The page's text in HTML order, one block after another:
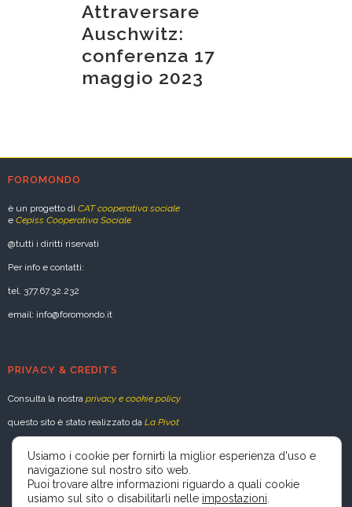
Attraversare
Auschwitz:
conferenza 17
maggio 2023
FOROMONDO
è un progetto di CAT cooperativa sociale
e Cepiss Cooperativa Sociale
@tutti i diritti riservati
Per info e contatti:
tel. 377.67.32.232
email: info@foromondo.it
PRIVACY & CREDITS
Consulta la nostra privacy e cookie policy
questo sito è stato realizzato da La Pivot
Usiamo i cookie per fornirti la miglior esperienza d'uso e
navigazione sul nostro sito web.
Puoi trovare altre informazioni riguardo a quali cookie
usiamo sul sito o disabilitarli nelle impostazioni